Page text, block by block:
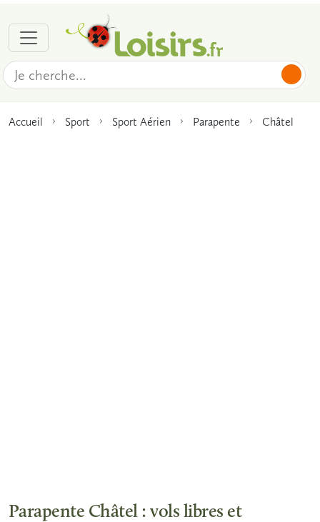
Accueil Sport Sport Aérien Parapente Châtel
Parapente Châtel : vols libres et